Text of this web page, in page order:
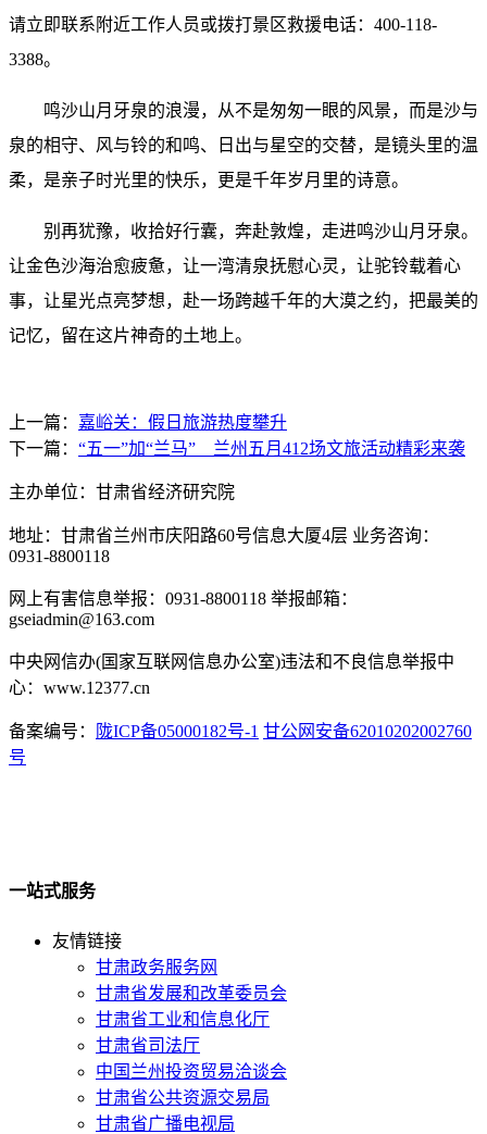
请立即联系附近工作人员或拨打景区救援电话：400-118-
3388。
鸣沙山月牙泉的浪漫，从不是匆匆一眼的风景，而是沙与
泉的相守、风与铃的和鸣、日出与星空的交替，是镜头里的温
柔，是亲子时光里的快乐，更是千年岁月里的诗意。
别再犹豫，收拾好行囊，奔赴敦煌，走进鸣沙山月牙泉。
让金色沙海治愈疲惫，让一湾清泉抚慰心灵，让驼铃载着心
事，让星光点亮梦想，赴一场跨越千年的大漠之约，把最美的
记忆，留在这片神奇的土地上。
上一篇： 嘉峪关：假日旅游热度攀升
下一篇： “五一”加“兰马” 兰州五月412场文旅活动精彩来袭
主办单位：甘肃省经济研究院
地址：甘肃省兰州市庆阳路60号信息大厦4层 业务咨询：
0931-8800118
网上有害信息举报：0931-8800118 举报邮箱：
gseiadmin@163.com
中央网信办(国家互联网信息办公室)违法和不良信息举报中
心：www.12377.cn
备案编号： 陇ICP备05000182号-1 甘公网安备62010202002760
号
一站式服务
友情链接
甘肃政务服务网
甘肃省发展和改革委员会
甘肃省工业和信息化厅
甘肃省司法厅
中国兰州投资贸易洽谈会
甘肃省公共资源交易局
甘肃省广播电视局